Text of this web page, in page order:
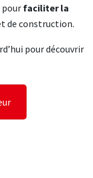
faciliter la
de construction.
pour découvrir